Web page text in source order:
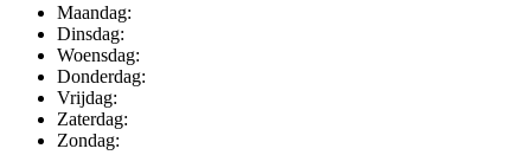
Maandag:
Dinsdag:
Woensdag:
Donderdag:
Vrijdag:
Zaterdag:
Zondag: